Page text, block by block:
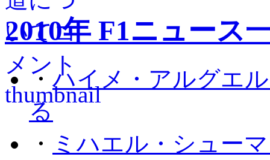
2010年 F1ニュース
・ハイメ・アルグエ
る
・ ミハエル・シュー